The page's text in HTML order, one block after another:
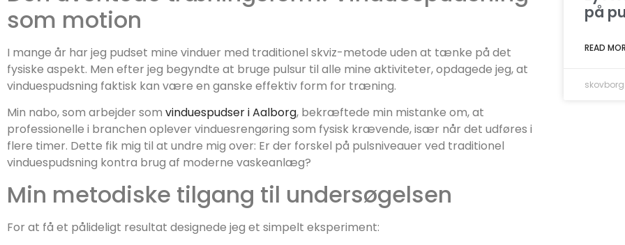
som motion
I mange år har jeg pudset mine vinduer med traditionel skviz-metode uden at tænke på det
fysiske aspekt. Men efter jeg begyndte at bruge pulsur til alle mine aktiviteter, opdagede jeg, at
vinduespudsning faktisk kan være en ganske effektiv form for træning.
Min nabo, som arbejder som vinduespudser i Aalborg, bekræftede min mistanke om, at
professionelle i branchen oplever vinduesrengøring som fysisk krævende, især når det udføres i
flere timer. Dette fik mig til at undre mig over: Er der forskel på pulsniveauer ved traditionel
vinduespudsning kontra brug af moderne vaskeanlæg?
Min metodiske tilgang til undersøgelsen
For at få et pålideligt resultat designede jeg et simpelt eksperiment:
på
READ
skovborg